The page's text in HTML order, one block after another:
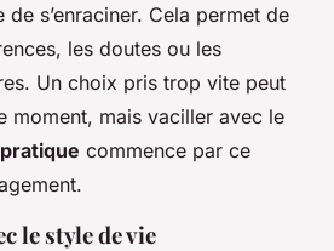
s’enraciner. Cela permet de
les doutes ou les
Un choix pris trop vite peut
moment, mais vaciller avec le
commence par ce
le style de vie